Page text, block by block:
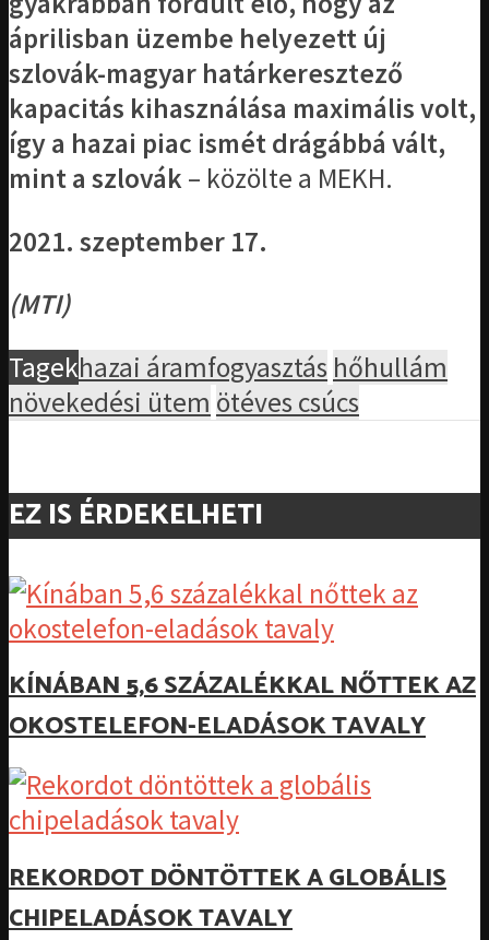
áprilisban üzembe helyezett új
szlovák-magyar határkeresztező
kapacitás kihasználása maximális volt,
így a hazai piac ismét drágábbá vált,
mint a szlovák– közölte a MEKH.
2021. szeptember 17.
(MTI)
Tagekhazai áramfogyasztás hőhullám
növekedési ütem ötéves csúcs
EZ IS ÉRDEKELHETI
KÍNÁBAN 5,6 SZÁZALÉKKAL NŐTTEK AZ
OKOSTELEFON-ELADÁSOK TAVALY
REKORDOT DÖNTÖTTEK A GLOBÁLIS
CHIPELADÁSOK TAVALY